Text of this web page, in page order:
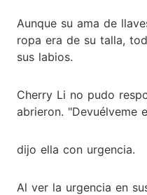
Aunque su ama de
ropa era de su talla,
sus labios.
Cherry Li no pudo
abrieron. "Devuélveme
dijo ella con urgencia.
Al ver la urgencia en